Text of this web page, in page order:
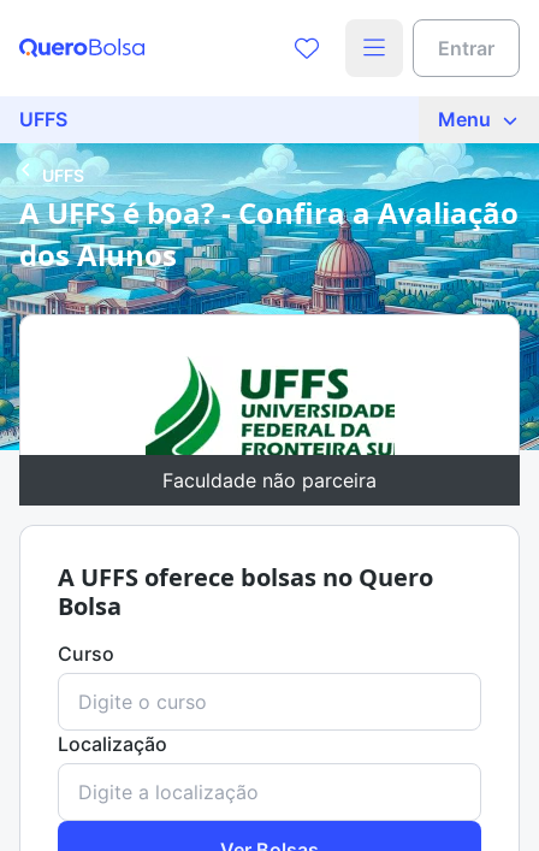
Entrar
UFFS Menu
UFFS
A UFFS é boa? - Confira a Avaliação
dos Alunos
Faculdade não parceira
A UFFS oferece bolsas no Quero
Bolsa
Curso
Localização